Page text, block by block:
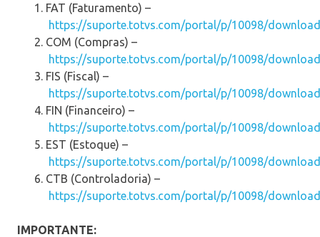
FAT (Faturamento) –
https://suporte.totvs.com/portal/p/10098/
COM (Compras) –
https://suporte.totvs.com/portal/p/10098/
FIS (Fiscal) –
https://suporte.totvs.com/portal/p/10098/
FIN (Financeiro) –
https://suporte.totvs.com/portal/p/10098/
EST (Estoque) –
https://suporte.totvs.com/portal/p/10098/
CTB (Controladoria) –
https://suporte.totvs.com/portal/p/10098/
IMPORTANTE: